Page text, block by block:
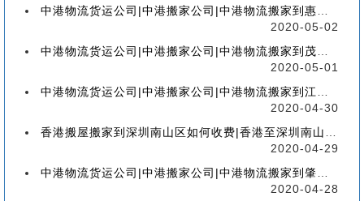
中港物流货运公司|中港搬家公司|中港物流搬家到惠州流程、联运、包装、价格、电话、标准
2020-05-02
中港物流货运公司|中港搬家公司|中港物流搬家到茂名流程、联运、包装、价格、电话、标准
2020-05-01
中港物流货运公司|中港搬家公司|中港物流搬家到江门流程、联运、包装、价格、电话、标准
2020-04-30
香港搬屋搬家到深圳南山区如何收费|香港至深圳南山区搬屋搬家流程、分类、包装、价格
2020-04-29
中港物流货运公司|中港搬家公司|中港物流搬家到肇庆流程、联运、包装、价格、电话、标准
2020-04-28